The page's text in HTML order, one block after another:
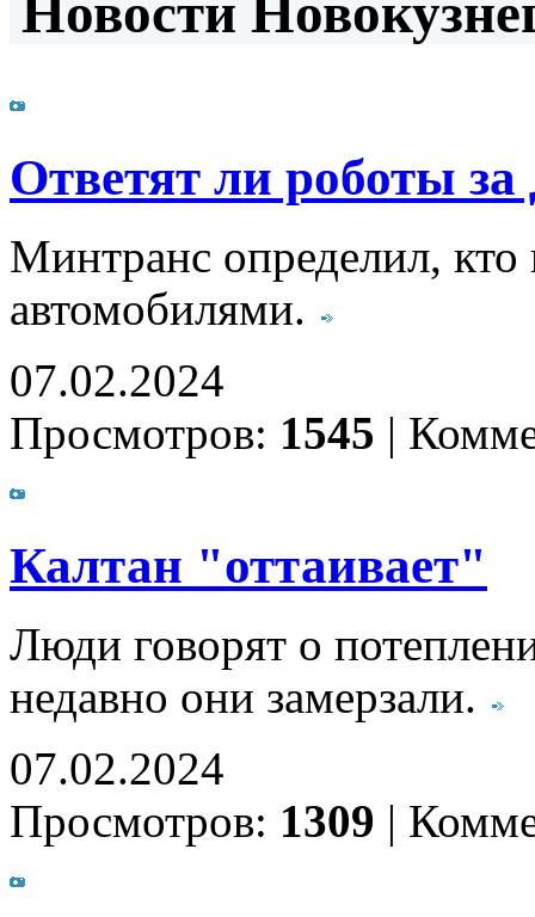
Новости
Ответят ли роботы
Минтранс определил,
автомобилями.
07.02.2024
Просмотров: 1545 |
Калтан "оттаивает"
Люди говорят о
недавно они замерзали.
07.02.2024
Просмотров: 1309 |